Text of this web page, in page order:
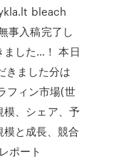
bleach
事入稿完了し
ました…！ 本日
きました分は
フィン市場(世
、シェア、予
と成長、競合
ポート